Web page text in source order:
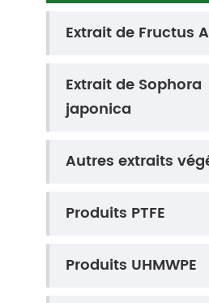
Extrait de Fructus
Extrait de Sophora
japonica
Autres extraits
Produits PTFE
Produits UHMWPE